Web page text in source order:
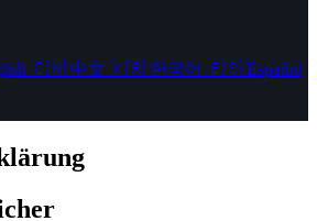
🇨🇳 中文 🇰🇷 한국어 🇪🇸 Español